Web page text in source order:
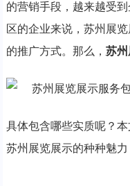
的营销手段，越来越受
区的企业来说，苏州展
的推广方式。那么， 苏
具体包含哪些实质呢？
苏州展览展示的种种魅力